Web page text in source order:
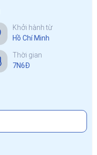
Khởi hành từ
Hồ Chí Minh
Thời gian
7N6Đ